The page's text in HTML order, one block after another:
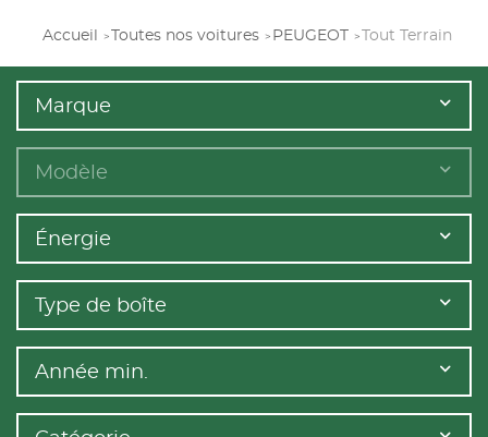
Accueil Toutes nos voitures PEUGEOT Tout Terrain
Marque
Modèle
Énergie
Type de boîte
Année min.